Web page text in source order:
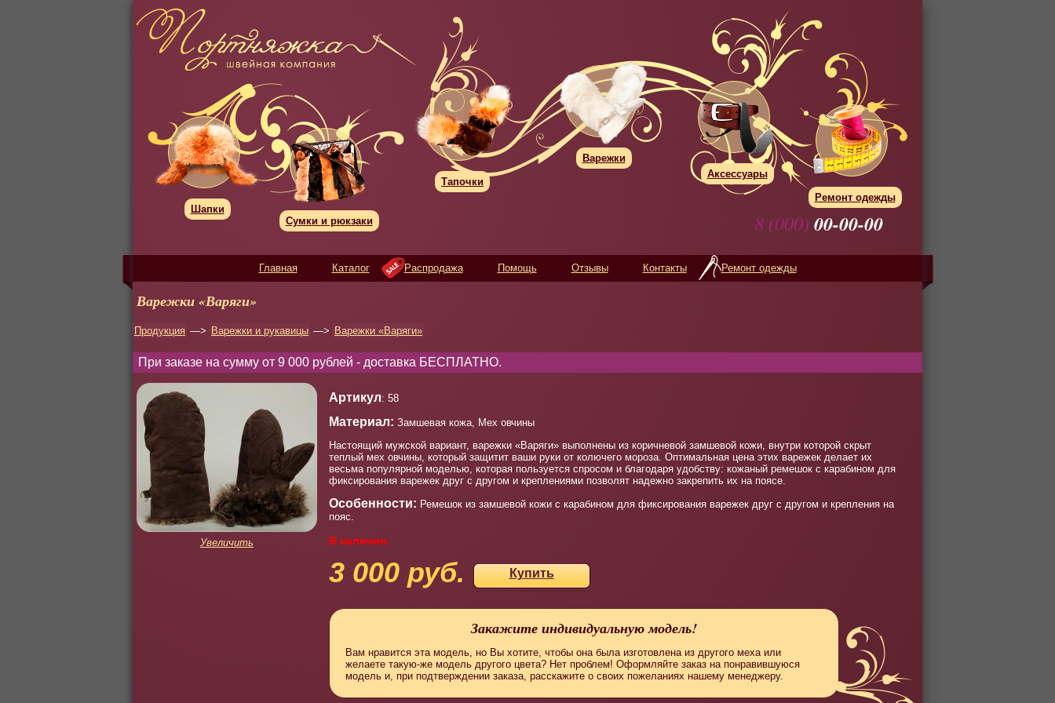
Шапки
Сумки и рюкзаки
Тапочки
Варежки
Аксессуары
Ремонт одежды
8 (000) 00-00-00
Главная Каталог Распродажа Помощь Отзывы Контакты Ремонт одежды
Варежки «Варяги»
Продукция —> Варежки и рукавицы —> Варежки «Варяги»
При заказе на сумму от 9 000 рублей - доставка БЕСПЛАТНО.
Увеличить
Артикул: 58
Материал: Замшевая кожа, Мех овчины
Настоящий мужской вариант, варежки «Варяги» выполнены из коричневой замшевой кожи, внутри которой скрыт
теплый мех овчины, который защитит ваши руки от колючего мороза. Оптимальная цена этих варежек делает их
весьма популярной моделью, которая пользуется спросом и благодаря удобству: кожаный ремешок с карабином для
фиксирования варежек друг с другом и креплениями позволят надежно закрепить их на поясе.
Особенности: Ремешок из замшевой кожи с карабином для фиксирования варежек друг с другом и крепления на
пояс.
В наличии.
3 000 руб. Купить
Закажите индивидуальную модель!
Вам нравится эта модель, но Вы хотите, чтобы она была изготовлена из другого меха или
желаете такую-же модель другого цвета? Нет проблем! Оформляйте заказ на понравившуюся
модель и, при подтверждении заказа, расскажите о своих пожеланиях нашему менеджеру.